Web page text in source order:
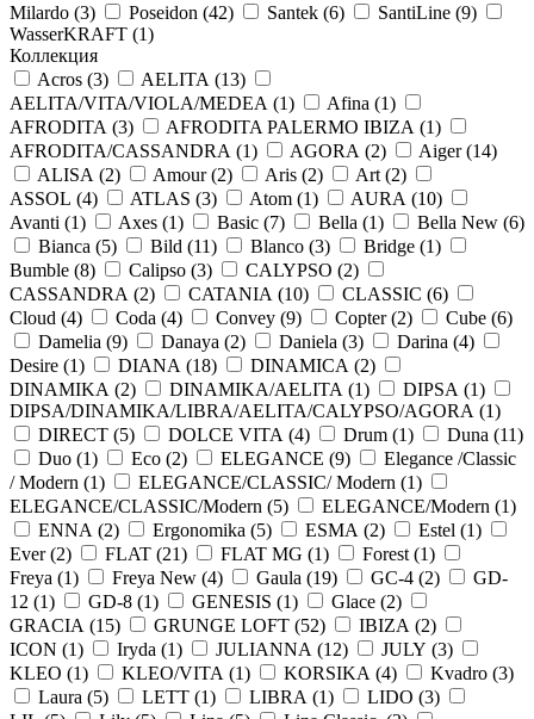
Milardo (3) Poseidon (42) Santek (6) SantiLine (9)
WasserKRAFT (1)
Коллекция
Acros (3) AELITA (13)
AELITA/VITA/VIOLA/MEDEA (1) Afina (1)
AFRODITA (3) AFRODITA PALERMO IBIZA (1)
AFRODITA/CASSANDRA (1) AGORA (2) Aiger (14)
ALISA (2) Amour (2) Aris (2) Art (2)
ASSOL (4) ATLAS (3) Atom (1) AURA (10)
Avanti (1) Axes (1) Basic (7) Bella (1) Bella New (6)
Bianca (5) Bild (11) Blanco (3) Bridge (1)
Bumble (8) Calipso (3) CALYPSO (2)
CASSANDRA (2) CATANIA (10) CLASSIC (6)
Cloud (4) Coda (4) Convey (9) Copter (2) Cube (6)
Damelia (9) Danaya (2) Daniela (3) Darina (4)
Desire (1) DIANA (18) DINAMICA (2)
DINAMIKA (2) DINAMIKA/AELITA (1) DIPSA (1)
DIPSA/DINAMIKA/LIBRA/AELITA/CALYPSO/AGORA (1)
DIRECT (5) DOLCE VITA (4) Drum (1) Duna (11)
Duo (1) Eco (2) ELEGANCE (9)
Elegance /Classic
/ Modern (1) ELEGANCE/CLASSIC/ Modern (1)
ELEGANCE/CLASSIC/Modern (5) ELEGANCE/Modern (1)
ENNA (2) Ergonomika (5) ESMA (2) Estel (1)
Ever (2) FLAT (21) FLAT MG (1) Forest (1)
Freya (1) Freya New (4) Gaula (19) GC-4 (2)
GD-
12 (1) GD-8 (1) GENESIS (1) Glace (2)
GRACIA (15) GRUNGE LOFT (52) IBIZA (2)
ICON (1) Iryda (1) JULIANNA (12) JULY (3)
KLEO (1) KLEO/VITA (1) KORSIKA (4) Kvadro (3)
Laura (5) LETT (1) LIBRA (1) LIDO (3)